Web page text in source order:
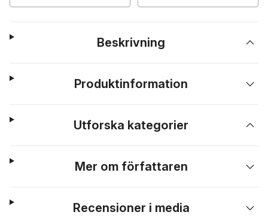
Beskrivning
Produktinformation
Utforska kategorier
Mer om författaren
Recensioner i media